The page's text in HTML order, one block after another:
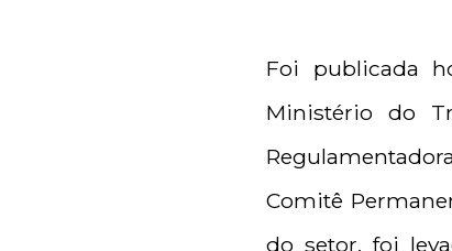
Foi publicada
Ministério do
Comitê
do setor, foi